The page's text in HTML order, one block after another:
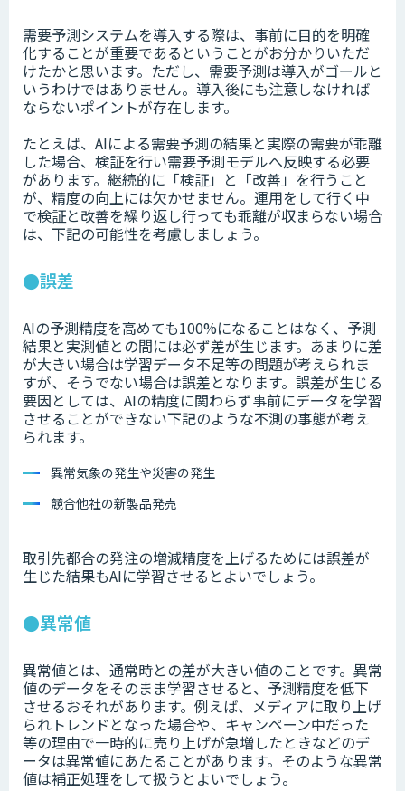
需要予測システムを導入する際は、事前に目的を明確
化することが重要であるということがお分かりいただ
けたかと思います。ただし、需要予測は導入がゴールと
いうわけではありません。導入後にも注意しなければ
ならないポイントが存在します。
たとえば、AIによる需要予測の結果と実際の需要が乖離
した場合、検証を行い需要予測モデルへ反映する必要
があります。継続的に「検証」と「改善」を行うこと
が、精度の向上には欠かせません。運用をして行く中
で検証と改善を繰り返し行っても乖離が収まらない場合
は、下記の可能性を考慮しましょう。
●誤差
AIの予測精度を高めても100%になることはなく、予測
結果と実測値との間には必ず差が生じます。あまりに差
が大きい場合は学習データ不足等の問題が考えられま
すが、そうでない場合は誤差となります。誤差が生じる
要因としては、AIの精度に関わらず事前にデータを学習
させることができない下記のような不測の事態が考え
られます。
異常気象の発生や災害の発生
競合他社の新製品発売
取引先都合の発注の増減精度を上げるためには誤差が
生じた結果もAIに学習させるとよいでしょう。
●異常値
異常値とは、通常時との差が大きい値のことです。異常
値のデータをそのまま学習させると、予測精度を低下
させるおそれがあります。例えば、メディアに取り上げ
られトレンドとなった場合や、キャンペーン中だった
等の理由で一時的に売り上げが急増したときなどのデ
ータは異常値にあたることがあります。そのような異常
値は補正処理をして扱うとよいでしょう。